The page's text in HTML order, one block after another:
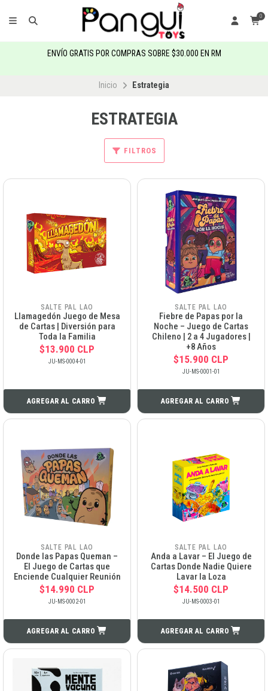
0
ENVÍO GRATIS POR COMPRAS SOBRE $30.000 EN RM
Inicio Estrategia
ESTRATEGIA
FILTROS
SALTE PAL LAO
Llamagedón Juego de Mesa
de Cartas | Diversión para
Toda la Familia
$13.900 CLP
JU-MS-0004-01
AGREGAR AL CARRO
SALTE PAL LAO
Fiebre de Papas por la
Noche – Juego de Cartas
Chileno | 2 a 4 Jugadores |
+8 Años
$15.900 CLP
JU-MS-0001-01
AGREGAR AL CARRO
SALTE PAL LAO
Donde las Papas Queman –
El Juego de Cartas que
Enciende Cualquier Reunión
$14.990 CLP
JU-MS-0002-01
AGREGAR AL CARRO
SALTE PAL LAO
Anda a Lavar – El Juego de
Cartas Donde Nadie Quiere
Lavar la Loza
$14.500 CLP
JU-MS-0003-01
AGREGAR AL CARRO